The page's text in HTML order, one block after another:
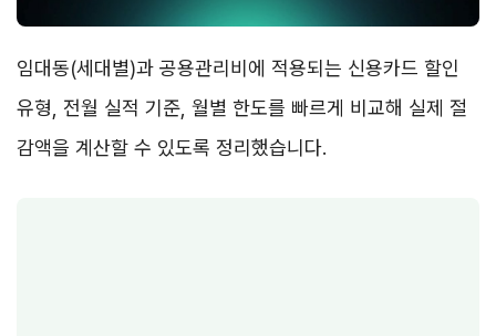
임대동(세대별)과 공용관리비에 적용되는 신용카드 할인
유형, 전월 실적 기준, 월별 한도를 빠르게 비교해 실제 절
감액을 계산할 수 있도록 정리했습니다.